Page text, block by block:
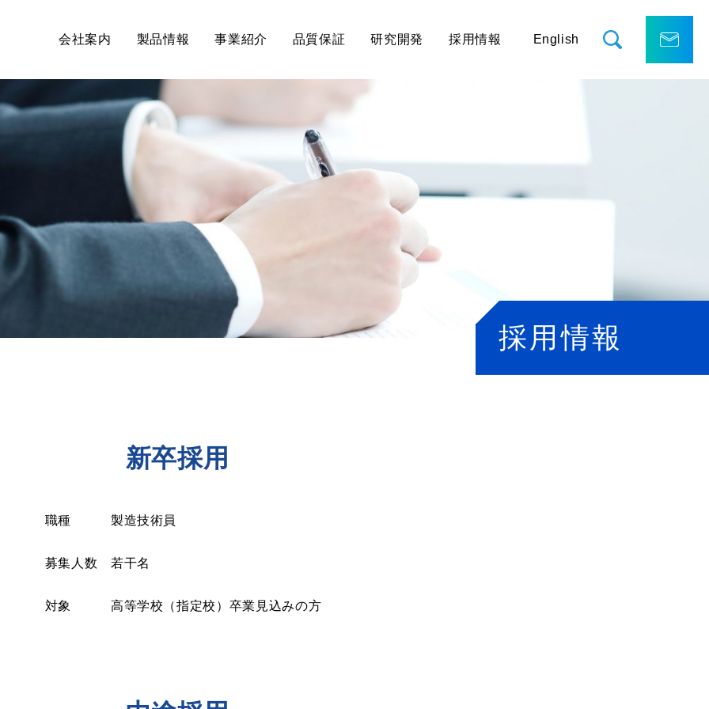
会社案内 製品情報 事業紹介 品質保証 研究開発 採用情報 English
採用情報
新卒採用
術員
干名
校）卒業見込みの方